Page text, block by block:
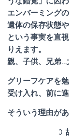
エンバーミング
遺体の保存状態
という事実を直
りえます。
親、子供、兄弟…
グリーフケアを
受け入れ、前に
そういう理由が
3.